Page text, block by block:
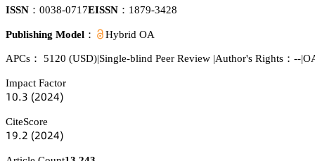
ISSN： 0038-0717EISSN： 1879-3428
Publishing Model： Hybrid OA
APCs： 5120 (USD)|Single-blind Peer Review |Author's Rights：--|
Impact Factor
声蔡.杚 (缗蔡缗鋺)
CiteScore
声䟕.缗 (缗蔡缗鋺)